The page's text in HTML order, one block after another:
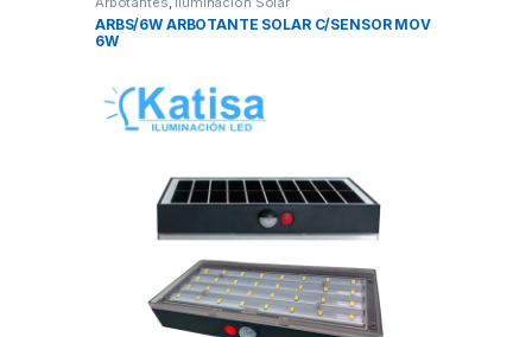
ARBS/6W ARBOTANTE SOLAR C/SENSOR MOV
6W